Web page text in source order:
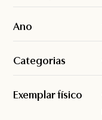
Ano
Categorias
Exemplar físico